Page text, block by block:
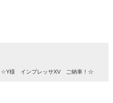
☆Y様 インプレッサXV ご納車！☆